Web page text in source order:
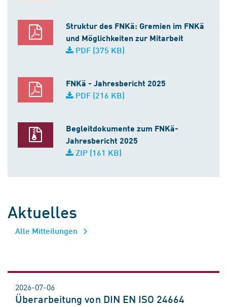
Struktur des FNKä: Gremien im FNKä
und Möglichkeiten zur Mitarbeit
PDF (375 KB)
FNKä - Jahresbericht 2025
PDF (216 KB)
Begleitdokumente zum FNKä-
Jahresbericht 2025
ZIP (161 KB)
Aktuelles
Alle Mitteilungen
2026-07-06
Überarbeitung von DIN EN ISO 24664